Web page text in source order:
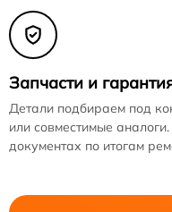
Запчасти и
Детали подбираем под
или совместимые
документах по итогам